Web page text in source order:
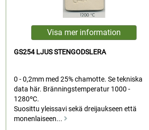
GS254 LJUS STENGODSLERA
0 - 0,2mm med 25% chamotte. Se tekniska
data här. Bränningstemperatur 1000 -
1280ºC.
Suosittu yleissavi sekä dreijaukseen että
monenlaiseen...